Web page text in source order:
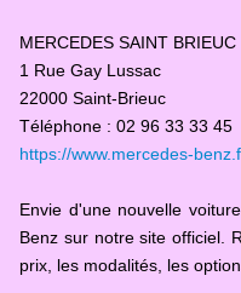
MERCEDES SAINT BRIEUC
1 Rue Gay Lussac
22000 Saint-Brieuc
Téléphone : 02 96 33 33 45
https://www.mercedes-
Envie d'une nouvelle
Benz sur notre site officiel.
prix, les modalités, les